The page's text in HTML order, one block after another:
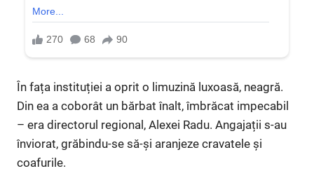
În fața instituției a oprit o limuzină luxoasă, neagră.
Din ea a coborât un bărbat înalt, îmbrăcat impecabil
– era directorul regional, Alexei Radu. Angajații s-au
înviorat, grăbindu-se să-și aranjeze cravatele și
coafurile.